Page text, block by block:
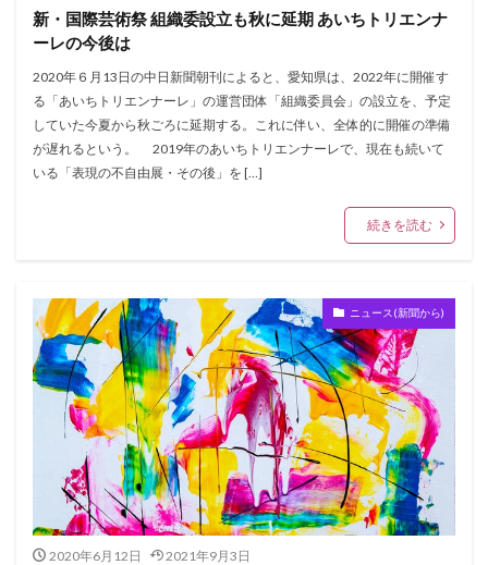
新・国際芸術祭 組織委設立も秋に延期 あいちトリエンナ
ーレの今後は
2020年６月13日の中日新聞朝刊によると、愛知県は、2022年に開催す
る「あいちトリエンナーレ」の運営団体「組織委員会」の設立を、予定
していた今夏から秋ごろに延期する。これに伴い、全体的に開催の準備
が遅れるという。 2019年のあいちトリエンナーレで、現在も続いて
いる「表現の不自由展・その後」を […]
続きを読む
ニュース(新聞から)
2020年6月12日 2021年9月3日